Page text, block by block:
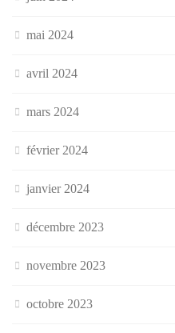
mai 2024
avril 2024
mars 2024
février 2024
janvier 2024
décembre 2023
novembre 2023
octobre 2023